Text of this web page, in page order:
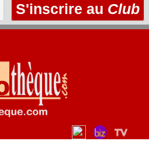
S'inscrire au Club